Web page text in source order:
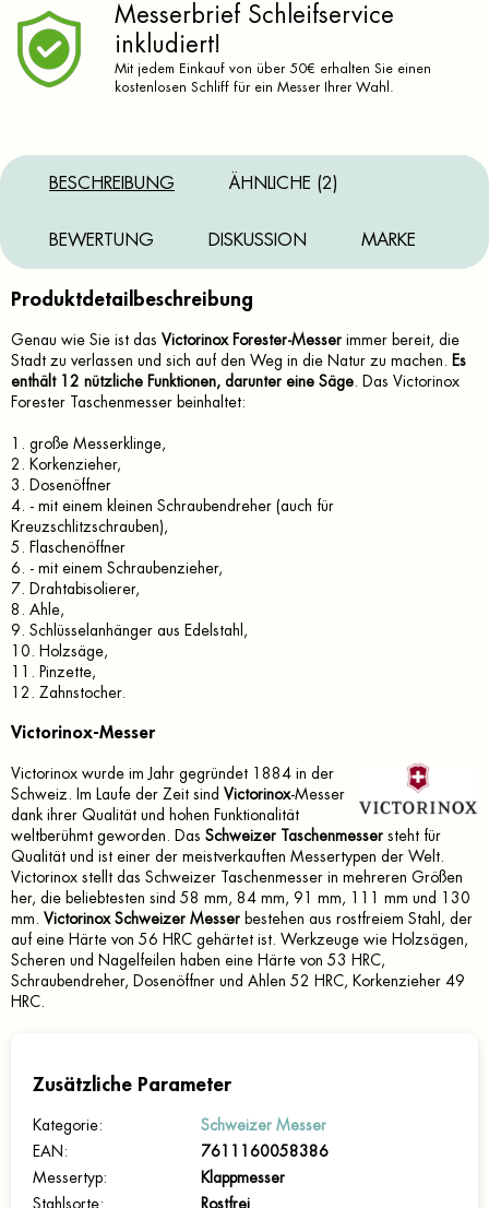
Messerbrief Schleifservice
inkludiert!
Mit jedem Einkauf von über 50€ erhalten Sie einen
kostenlosen Schliff für ein Messer Ihrer Wahl.
BESCHREIBUNG ÄHNLICHE (2)
BEWERTUNG DISKUSSION MARKE
Produktdetailbeschreibung
Genau wie Sie ist das Victorinox Forester-Messer immer bereit, die
Stadt zu verlassen und sich auf den Weg in die Natur zu machen.
Es
enthält 12 nützliche Funktionen, darunter eine Säge . Das Victorinox
Forester Taschenmesser beinhaltet:
1. große Messerklinge,
2. Korkenzieher,
3. Dosenöffner
4. - mit einem kleinen Schraubendreher (auch für
Kreuzschlitzschrauben),
5. Flaschenöffner
6. - mit einem Schraubenzieher,
7. Drahtabisolierer,
8. Ahle,
9. Schlüsselanhänger aus Edelstahl,
10. Holzsäge,
11. Pinzette,
12. Zahnstocher.
Victorinox-Messer
Victorinox wurde im Jahr gegründet 1884 in der
Schweiz. Im Laufe der Zeit sind Victorinox-Messer
dank ihrer Qualität und hohen Funktionalität
weltberühmt geworden. Das Schweizer Taschenmesser steht für
Qualität und ist einer der meistverkauften Messertypen der Welt.
Victorinox stellt das Schweizer Taschenmesser in mehreren Größen
her, die beliebtesten sind 58 mm, 84 mm, 91 mm, 111 mm und 130
mm. Victorinox Schweizer Messer bestehen aus rostfreiem Stahl, der
auf eine Härte von 56 HRC gehärtet ist. Werkzeuge wie Holzsägen,
Scheren und Nagelfeilen haben eine Härte von 53 HRC,
Schraubendreher, Dosenöffner und Ahlen 52 HRC, Korkenzieher 49
HRC.
Zusätzliche Parameter
Kategorie:
Schweizer Messer
EAN :
7611160058386
Messertyp:
Klappmesser
Stahlsorte: Rostfrei